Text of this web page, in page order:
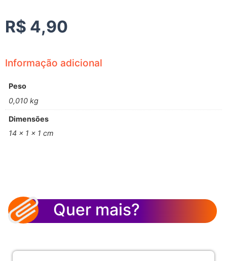
R$ 4,90
Informação adicional
Peso
0,010 kg
Dimensões
14 × 1 × 1 cm
Quer mais?